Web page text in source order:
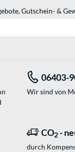
Gutschein- &
06403-
Wir sind von
CO2 -
durch